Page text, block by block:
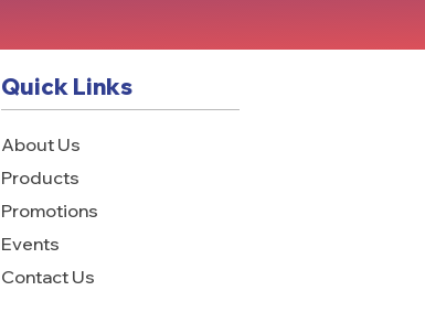
Quick Links
About Us
Products
Promotions
Events
Contact Us